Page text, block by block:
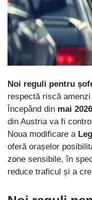
Noi reguli pentru
respectă riscă
Începând din mai 2026
din Austria va fi
Noua modificare a
oferă orașelor
zone sensibile, în
reduce traficul și a